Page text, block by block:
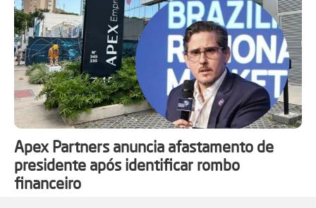
Apex Partners anuncia afastamento de
presidente após identificar rombo
financeiro